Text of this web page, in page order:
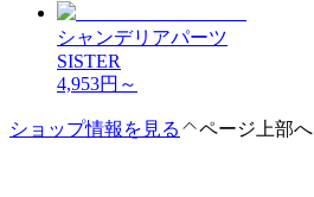
シャンデリアパーツ
SISTER
4,953円～
ショップ情報を見る ページ上部へ